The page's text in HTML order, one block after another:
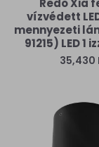
vízvédett
mennyezeti
91215) LED 1
35,430